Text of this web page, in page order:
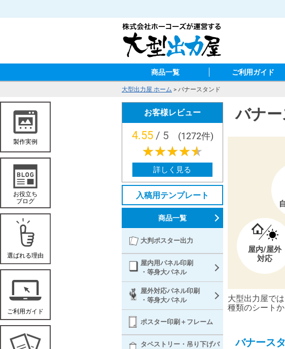
商品一覧 ご利用ガイド
大型出力屋 ホーム > バナースタンド
バナ
屋内/屋外
対応
大型出力屋で
種類のシート
バナース
お客様レビュー
4.55/ 5 (1272件)
★★★★★
★★★★★
詳しく見る
入稿用テンプレート
商品一覧
大判ポスター出力
屋内用パネル印刷
・等身大パネル
屋外対応パネル印刷
・等身大パネル
ポスター印刷＋フレーム
タペストリー・吊り下げバ